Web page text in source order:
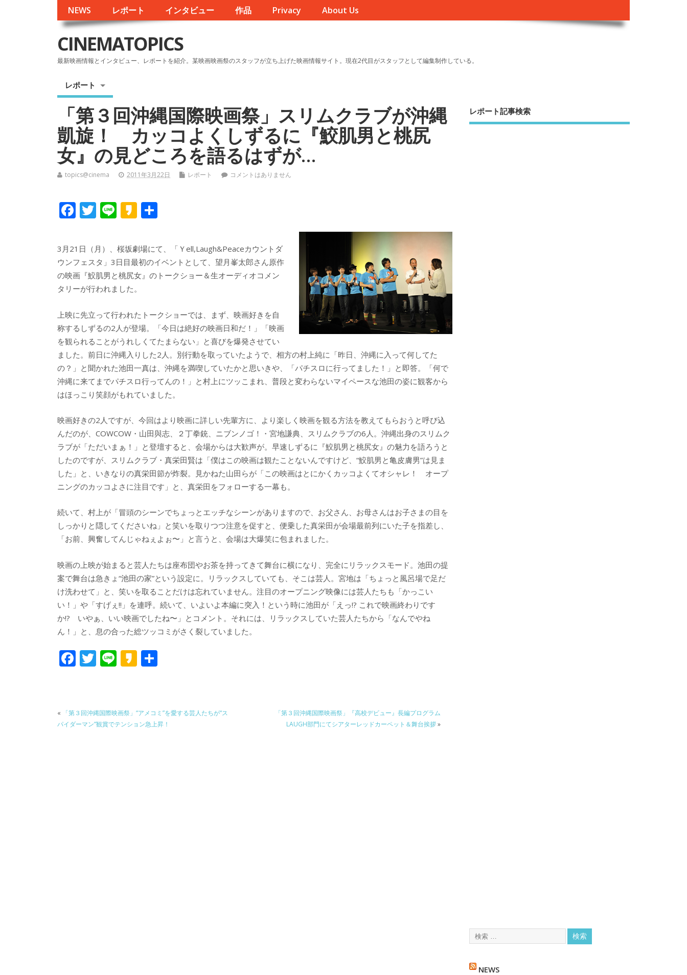
NEWS レポート インタビュー 作品 Privacy About Us
CINEMATOPICS
最新映画情報とインタビュー、レポートを紹介。某映画映画祭のスタッフが立ち上げた映画情報サイト。現在2代目がスタッフとして編集制作している。
レポート
「第３回沖縄国際映画祭」スリムクラブが沖縄
凱旋！ カッコよくしずるに『鮫肌男と桃尻
女』の見どころを語るはずが…
topics@cinema 2011年3月22日 レポート コメントはありません
F
e
b
o
o
k
T
itt
er
Li
e
K
k
a
o
3月21日（月）、桜坂劇場にて、「Ｙell,Laugh&Peaceカウントダ
ウンフェスタ」3日目最初のイベントとして、望月峯太郎さん原作
の映画『鮫肌男と桃尻女』のトークショー＆生オーディオコメン
タリーが行われました。
上映に先立って行われたトークショーでは、まず、映画好きを自
称するしずるの2人が登場。「今日は絶好の映画日和だ！」「映画
を観られることがうれしくてたまらない」と喜びを爆発させてい
ました。前日に沖縄入りした2人。別行動を取っていたようで、相方の村上純に「昨日、沖縄に入って何してた
の？」と聞かれた池田一真は、沖縄を満喫していたかと思いきや、「パチスロに行ってました！」と即答。「何で
沖縄に来てまでパチスロ行ってんの！」と村上にツッこまれ、普段と変わらないマイペースな池田の姿に観客から
はほっこり笑顔がもれていました。
映画好きの2人ですが、今回はより映画に詳しい先輩方に、より楽しく映画を観る方法を教えてもらおうと呼び込
んだのが、COWCOW・山田與志、２丁拳銃、ニブンノゴ！・宮地謙典、スリムクラブの6人。沖縄出身のスリムク
ラブが「ただいまぁ！」と登壇すると、会場からは大歓声が。早速しずるに『鮫肌男と桃尻女』の魅力を語ろうと
したのですが、スリムクラブ・真栄田賢は「僕はこの映画は観たことないんですけど、“鮫肌男と亀皮膚男”は見ま
した」と、いきなりの真栄田節が炸裂。見かねた山田らが「この映画はとにかくカッコよくてオシャレ！ オープ
ニングのカッコよさに注目です」と、真栄田をフォローする一幕も。
続いて、村上が「冒頭のシーンでちょっとエッチなシーンがありますので、お父さん、お母さんはお子さまの目を
しっかりと隠してくださいね」と笑いを取りつつ注意を促すと、便乗した真栄田が会場最前列にいた子を指差し、
「お前、興奮してんじゃねぇよぉ〜」と言うと、会場は大爆笑に包まれました。
映画の上映が始まると芸人たちは座布団やお茶を持ってきて舞台に横になり、完全にリラックスモード。池田の提
案で舞台は急きょ“池田の家”という設定に。リラックスしていても、そこは芸人。宮地は「ちょっと風呂場で足だ
け洗わせて」と、笑いを取ることだけは忘れていません。注目のオープニング映像には芸人たちも「かっこい
い！」や「すげぇ!!」を連呼。続いて、いよいよ本編に突入！という時に池田が「えっ!? これで映画終わりです
か!? いやぁ、いい映画でしたね〜」とコメント。それには、リラックスしていた芸人たちから「なんでやね
ん！」と、息の合った総ツッコミがさく裂していました。
F
b
o
T
er
Li K
a
o
«
「第３回沖縄国際映画祭」“アメコミ”を愛する芸人たちが“ス
パイダーマン”観賞でテンション急上昇！
「第３回沖縄国際映画祭」『高校デビュー』長編プログラム
LAUGH部門にてシアターレッドカーペット＆舞台挨拶»
レポート記事検索
NEWS